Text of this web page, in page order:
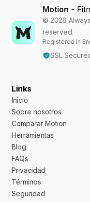
Motion -
© 2026
reserved.
Registered in
SSL
Links
Inicio
Sobre nosotros
Comparar Motion
Herramientas
Blog
FAQs
Privacidad
Términos
Seguridad